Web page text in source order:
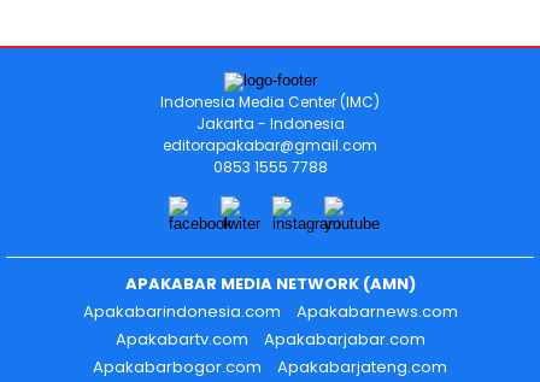
Indonesia Media Center (IMC)
Jakarta - Indonesia
editorapakabar@gmail.com
0853 1555 7788
APAKABAR MEDIA NETWORK (AMN)
Apakabarindonesia.com
Apakabarnews.com
Apakabartv.com
Apakabarjabar.com
Apakabarbogor.com
Apakabarjateng.com